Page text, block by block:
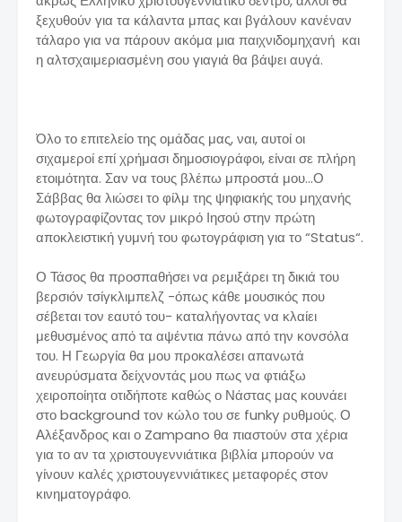
ξεχυθούν για τα κάλαντα μπας και βγάλουν κανέναν
τάλαρο για να πάρουν ακόμα μια παιχνιδομηχανή και
η αλτσχαιμεριασμένη σου γιαγιά θα βάψει αυγά.
Όλο το επιτελείο της ομάδας μας, ναι, αυτοί οι
σιχαμεροί επί χρήμασι δημοσιογράφοι, είναι σε πλήρη
ετοιμότητα. Σαν να τους βλέπω μπροστά μου…Ο
Σάββας θα λιώσει το φίλμ της ψηφιακής του μηχανής
φωτογραφίζοντας τον μικρό Ιησού στην πρώτη
αποκλειστική γυμνή του φωτογράφιση για το “Status“.
Ο Τάσος θα προσπαθήσει να ρεμιξάρει τη δικιά του
βερσιόν τσίγκλιμπελζ -όπως κάθε μουσικός που
σέβεται τον εαυτό του- καταλήγοντας να κλαίει
μεθυσμένος από τα αψέντια πάνω από την κονσόλα
του. Η Γεωργία θα μου προκαλέσει απανωτά
ανευρύσματα δείχνοντάς μου πως να φτιάξω
χειροποίητα οτιδήποτε καθώς ο Νάστας μας κουνάει
στο background τον κώλο του σε funky ρυθμούς. Ο
Αλέξανδρος και ο Zampano θα πιαστούν στα χέρια
για το αν τα χριστουγεννιάτικα βιβλία μπορούν να
γίνουν καλές χριστουγεννιάτικες μεταφορές στον
κινηματογράφο.